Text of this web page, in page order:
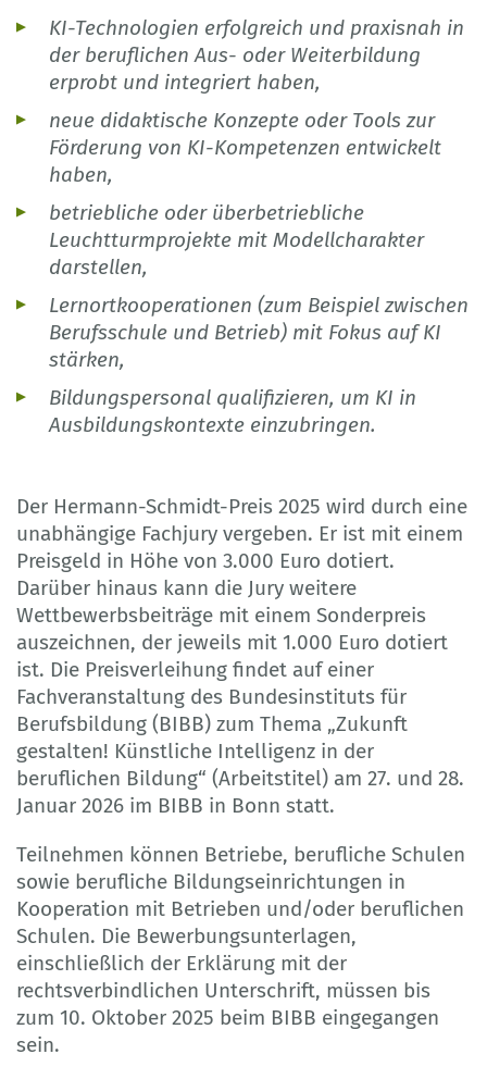
KI-Technologien erfolgreich und praxisnah in
der beruflichen Aus- oder Weiterbildung
erprobt und integriert haben,
neue didaktische Konzepte oder Tools zur
Förderung von KI-Kompetenzen entwickelt
haben,
betriebliche oder überbetriebliche
Leuchtturmprojekte mit Modellcharakter
darstellen,
Lernortkooperationen (zum Beispiel zwischen
Berufsschule und Betrieb) mit Fokus auf KI
stärken,
Bildungspersonal qualifizieren, um KI in
Ausbildungskontexte einzubringen.
Der Hermann-Schmidt-Preis 2025 wird durch eine
unabhängige Fachjury vergeben. Er ist mit einem
Preisgeld in Höhe von 3.000 Euro dotiert.
Darüber hinaus kann die Jury weitere
Wettbewerbsbeiträge mit einem Sonderpreis
auszeichnen, der jeweils mit 1.000 Euro dotiert
ist. Die Preisverleihung findet auf einer
Fachveranstaltung des Bundesinstituts für
Berufsbildung (BIBB) zum Thema „Zukunft
gestalten! Künstliche Intelligenz in der
beruflichen Bildung“ (Arbeitstitel) am 27. und 28.
Januar 2026 im BIBB in Bonn statt.
Teilnehmen können Betriebe, berufliche Schulen
sowie berufliche Bildungseinrichtungen in
Kooperation mit Betrieben und/oder beruflichen
Schulen. Die Bewerbungsunterlagen,
einschließlich der Erklärung mit der
rechtsverbindlichen Unterschrift, müssen bis
zum 10. Oktober 2025 beim BIBB eingegangen
sein.